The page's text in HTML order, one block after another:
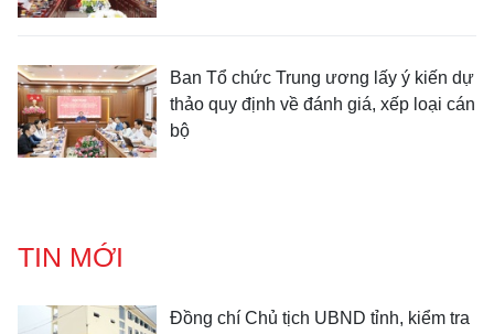
Ban Tổ chức Trung ương lấy ý kiến dự
thảo quy định về đánh giá, xếp loại cán
bộ
TIN MỚI
Đồng chí Chủ tịch UBND tỉnh, kiểm tra